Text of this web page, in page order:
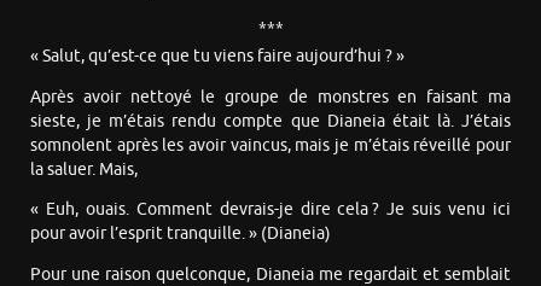
***
« Salut, qu’est-ce que tu viens faire aujourd’hui ? »
Après avoir nettoyé le groupe de monstres en faisant ma
sieste, je m’étais rendu compte que Dianeia était là. J’étais
somnolent après les avoir vaincus, mais je m’étais réveillé pour
la saluer. Mais,
« Euh, ouais. Comment devrais-je dire cela ? Je suis venu ici
pour avoir l’esprit tranquille. » (Dianeia)
Pour une raison quelconque, Dianeia me regardait et semblait